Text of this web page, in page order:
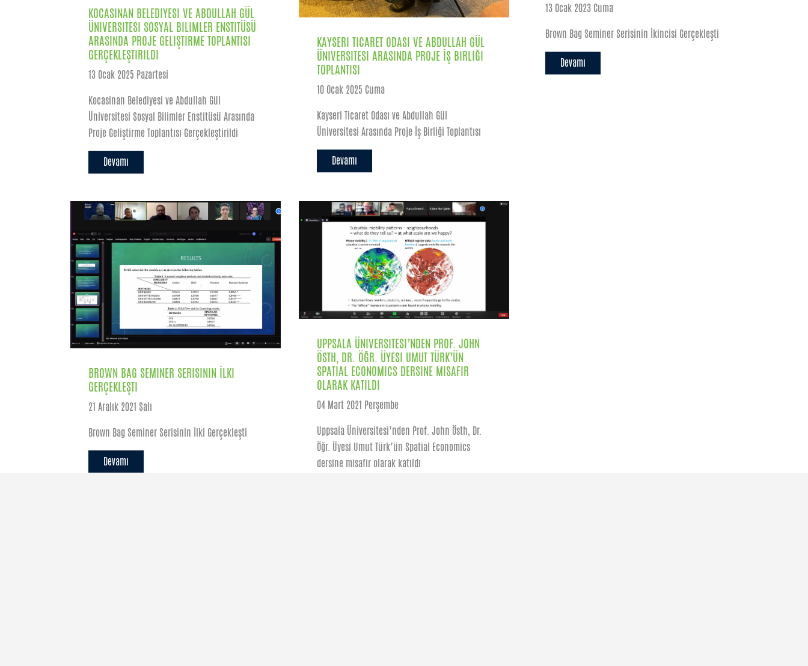
KOCASINAN BELEDIYESI VE ABDULLAH GÜL
ÜNIVERSITESI SOSYAL BILIMLER ENSTITÜSÜ
ARASINDA PROJE GELIŞTIRME TOPLANTISI
GERÇEKLEŞTIRILDI
13 Ocak 2025 Pazartesi
Kocasinan Belediyesi ve Abdullah Gül
Üniversitesi Sosyal Bilimler Enstitüsü Arasında
Proje Geliştirme Toplantısı Gerçekleştirildi
Devamı
KAYSERI TICARET ODASI VE ABDULLAH GÜL
ÜNIVERSITESI ARASINDA PROJE İŞ BIRLIĞI
TOPLANTISI
10 Ocak 2025 Cuma
Kayseri Ticaret Odası ve Abdullah Gül
Üniversitesi Arasında Proje İş Birliği Toplantısı
Devamı
13 Ocak 2023 Cuma
Brown Bag Seminer Serisinin İkincisi Gerçekleşti
Devamı
BROWN BAG SEMINER SERISININ İLKI
GERÇEKLEŞTI
21 Aralık 2021 Salı
Brown Bag Seminer Serisinin İlki Gerçekleşti
Devamı
UPPSALA ÜNIVERSITESI’NDEN PROF. JOHN
ÖSTH, DR. ÖĞR. ÜYESI UMUT TÜRK’ÜN
SPATIAL ECONOMICS DERSINE MISAFIR
OLARAK KATILDI
04 Mart 2021 Perşembe
Uppsala Üniversitesi’nden Prof. John Östh, Dr.
Öğr. Üyesi Umut Türk’ün Spatial Economics
dersine misafir olarak katıldı